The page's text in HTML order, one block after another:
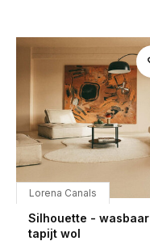
Lorena Canals
Silhouette - wasbaar
tapijt wol